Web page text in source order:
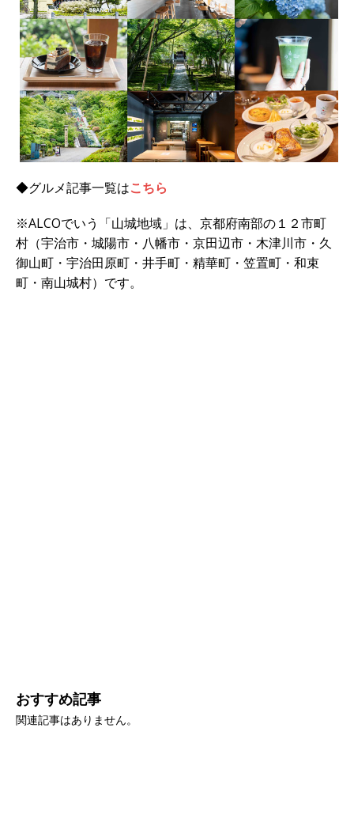
◆グルメ記事一覧はこちら
※ALCOでいう「山城地域」は、京都府南部の１２市町
村（宇治市・城陽市・八幡市・京田辺市・木津川市・久
御山町・宇治田原町・井手町・精華町・笠置町・和束
町・南山城村）です。
おすすめ記事
関連記事はありません。